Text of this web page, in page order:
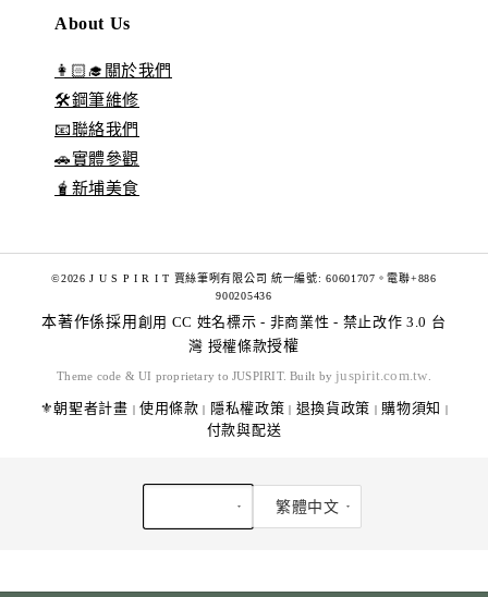
About Us
👩🏻‍🎓關於我們
🛠️鋼筆維修
📧聯絡我們
🚗實體參觀
🧋新埔美食
©2026 J U S P I R I T 賈絲筆咧有限公司 統一編號: 60601707。電聯+886
900205436
本著作係採用 創用 CC 姓名標示 - 非商業性 - 禁止改作 3.0 台
灣 授權條款授權
Theme code & UI proprietary to JUSPIRIT. Built by juspirit.com.tw
⚜️朝聖者計畫 | 使用條款 | 隱私權政策 | 退換貨政策 | 購物須知 |
付款與配送